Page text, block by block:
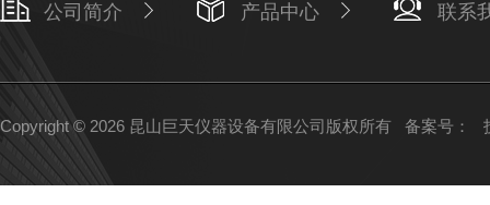
公司简介 产品中心 联系
Copyright © 2026 昆山巨天仪器设备有限公司版权所有 备案号：